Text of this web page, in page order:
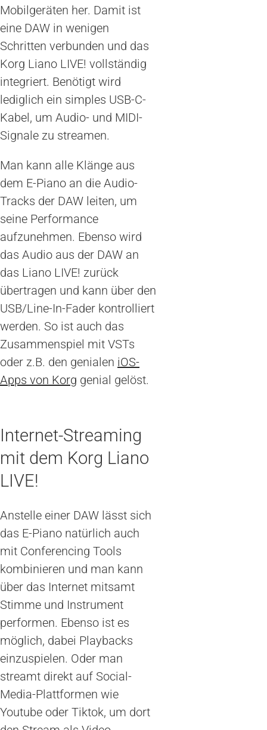
Mobilgeräten her. Damit ist
eine DAW in wenigen
Schritten verbunden und das
Korg Liano LIVE! vollständig
integriert. Benötigt wird
lediglich ein simples USB-C-
Kabel, um Audio- und MIDI-
Signale zu streamen.
Man kann alle Klänge aus
dem E-Piano an die Audio-
Tracks der DAW leiten, um
seine Performance
aufzunehmen. Ebenso wird
das Audio aus der DAW an
das Liano LIVE! zurück
übertragen und kann über den
USB/Line-In-Fader kontrolliert
werden. So ist auch das
Zusammenspiel mit VSTs
oder z.B. den genialen iOS-
Apps von Korg genial gelöst.
Internet-Streaming
mit dem Korg Liano
LIVE!
Anstelle einer DAW lässt sich
das E-Piano natürlich auch
mit Conferencing Tools
kombinieren und man kann
über das Internet mitsamt
Stimme und Instrument
performen. Ebenso ist es
möglich, dabei Playbacks
einzuspielen. Oder man
streamt direkt auf Social-
Media-Plattformen wie
Youtube oder Tiktok, um dort